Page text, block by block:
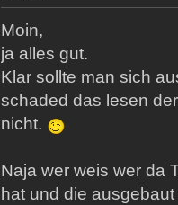
Moin,
ja alles gut.
Klar sollte man sich
schaded das lesen
nicht.
Naja wer weis wer da
hat und die